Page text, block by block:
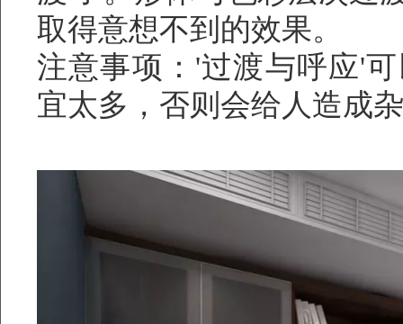
取得意想不到的效果。
注意事项：'过渡与呼应'
宜太多，否则会给人造成